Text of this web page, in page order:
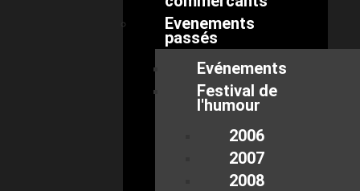
Evenements
passés
Evénements
Festival de
l'humour
2006
2007
2008